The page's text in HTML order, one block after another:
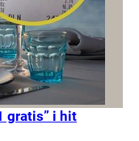
gratis” i hit